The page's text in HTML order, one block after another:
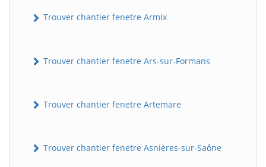
Trouver chantier fenetre Armix
Trouver chantier fenetre Ars-sur-Formans
Trouver chantier fenetre Artemare
Trouver chantier fenetre Asnières-sur-Saône